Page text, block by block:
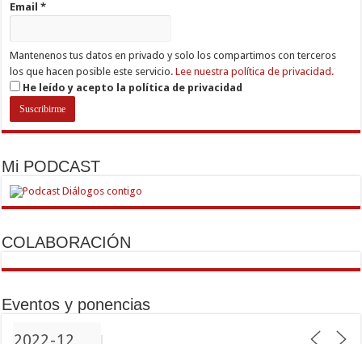
Email*
Mantenenos tus datos en privado y solo los compartimos con terceros
los que hacen posible este servicio.Lee nuestra política de privacidad.
He leído y acepto la política de privacidad
Mi PODCAST
COLABORACIÓN
Eventos y ponencias